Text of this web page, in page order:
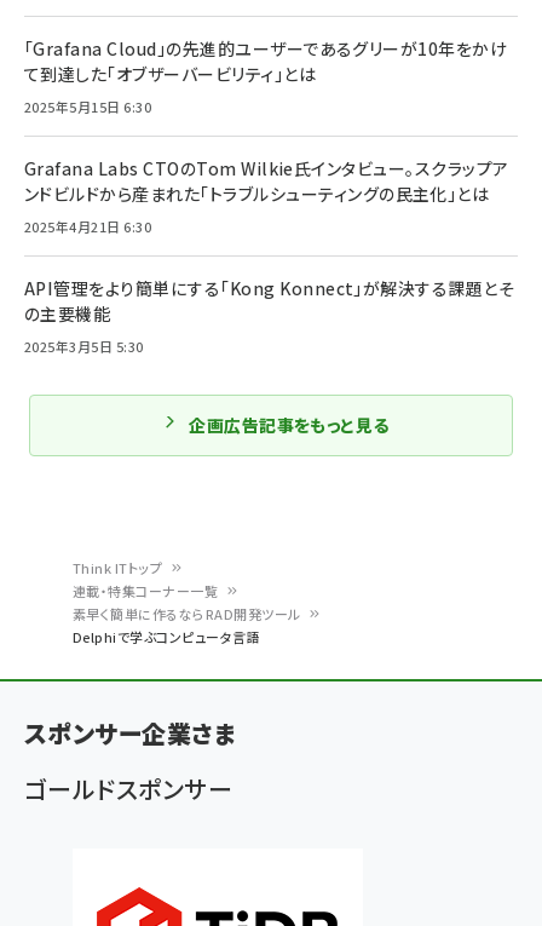
く
ず
Think ITトップ
連載・特集コーナー一覧
素早く簡単に作るならRAD開発ツール
Delphiで学ぶコンピュータ言語
「Grafana Cloud」の先進的ユーザーであるグリーが10年をかけ
て到達した「オブザーバービリティ」とは
2025年5月15日 6:30
Grafana Labs CTOのTom Wilkie氏インタビュー。スクラップア
ンドビルドから産まれた「トラブルシューティングの民主化」とは
2025年4月21日 6:30
API管理をより簡単にする「Kong Konnect」が解決する課題とそ
の主要機能
2025年3月5日 5:30
企画広告記事をもっと見る
スポンサー企業さま
ゴールドスポンサー